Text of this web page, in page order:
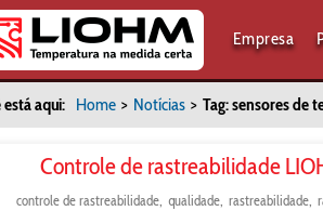
Empresa
está aqui: Home > Notícias > Tag: sensores de
Controle de rastreabilidade
controle de rastreabilidade qualidade rastreabilidade